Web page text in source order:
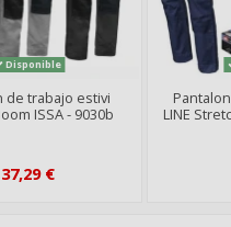
Disponible
de trabajo estivi
ISSA - 9030b
37,29 €
LINE